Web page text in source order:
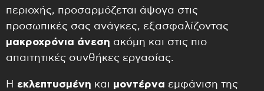
περιοχής, προσαρμόζεται άψογα στις
προσωπικές σας ανάγκες, εξασφαλίζοντας
μακροχρόνια άνεση ακόμη και στις πιο
απαιτητικές συνθήκες εργασίας.
Η εκλεπτυσμένη και μοντέρνα εμφάνιση της